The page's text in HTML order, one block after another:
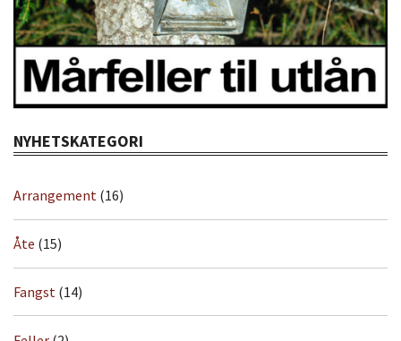
NYHETSKATEGORI
Arrangement (16)
Åte (15)
Fangst (14)